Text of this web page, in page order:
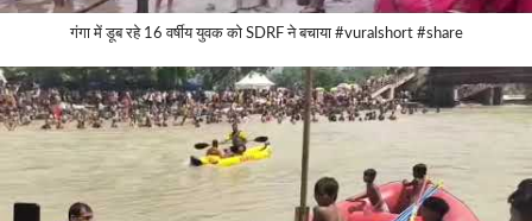
गंगा में डूब रहे 16 वर्षीय युवक को SDRF ने बचाया #vuralshort #share